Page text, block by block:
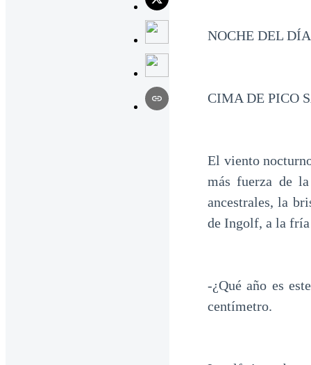
NOCHE DEL
CIMA DE PICO
El viento
más fuerza de
ancestrales, la
de Ingolf, a la
-¿Qué año es
centímetro.